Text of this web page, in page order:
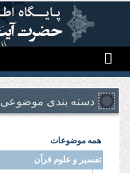
رفتن به محتوای اصلی
دسته بندی موضوعی
همه موضوعات
تفسیر و علوم قرآن